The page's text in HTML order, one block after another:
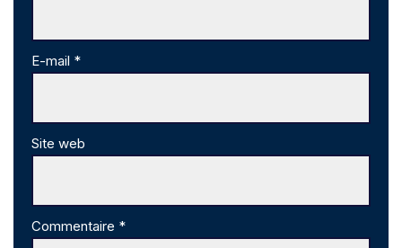
E-mail *
Site web
Commentaire *